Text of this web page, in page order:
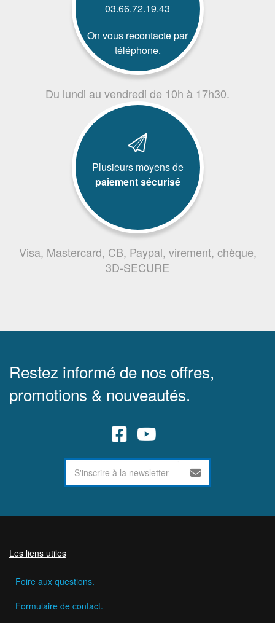
03.66.72.19.43
On vous recontacte par
téléphone.
Du lundi au vendredi de 10h à 17h30.
Plusieurs moyens de
paiement sécurisé
Visa, Mastercard, CB, Paypal, virement, chèque,
3D-SECURE
Restez informé de nos offres,
promotions & nouveautés.
Les liens utiles
Foire aux questions.
Formulaire de contact.